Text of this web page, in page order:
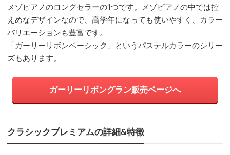
メゾピアノのロングセラーの1つです。メゾピアノの中では控
えめなデザインなので、高学年になっても使いやすく、カラー
バリエーションも豊富です。
「ガーリーリボンベーシック」というパステルカラーのシリー
ズもあります。
ガーリーリボングラン販売ページへ
クラシックプレミアムの詳細&特徴